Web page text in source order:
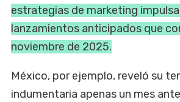
estrategias de marketing
lanzamientos anticipados que
noviembre de 2025.
México, por ejemplo, reveló su
indumentaria apenas un mes